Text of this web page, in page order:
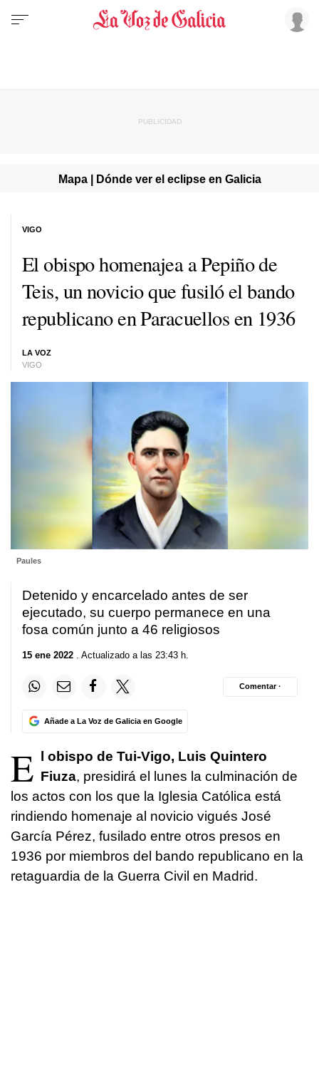
Mapa | Dónde ver el eclipse en Galicia
El obispo homenajea a Pepiño de
Teis, un novicio que fusiló el bando
republicano en Paracuellos en 1936
LA VOZ
VIGO
VIGO
Paules
Detenido y encarcelado antes de ser
ejecutado, su cuerpo permanece en una
fosa común junto a 46 religiosos
15 ene 2022 . Actualizado a las 23:43 h.
Añade a La Voz de Galicia en Google
Comentar ·
E l obispo de Tui-Vigo, Luis Quintero
Fiuza, presidirá el lunes la culminación de
los actos con los que la Iglesia Católica está
rindiendo homenaje al novicio vigués José
García Pérez, fusilado entre otros presos en
1936 por miembros del bando republicano en la
retaguardia de la Guerra Civil en Madrid.